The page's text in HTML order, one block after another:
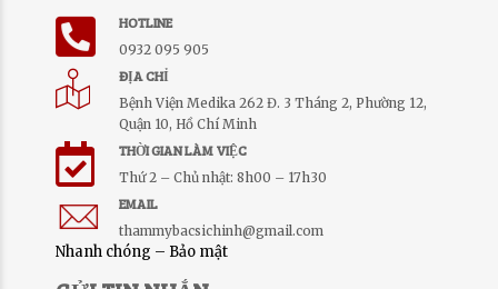
HOTLINE
0932 095 905
ĐỊA CHỈ
Bệnh Viện Medika 262 Đ. 3 Tháng 2, Phường 12,
Quận 10, Hồ Chí Minh
THỜI GIAN LÀM VIỆC
Thứ 2 – Chủ nhật: 8h00 – 17h30
EMAIL
thammybacsichinh@gmail.com
Nhanh chóng – Bảo mật